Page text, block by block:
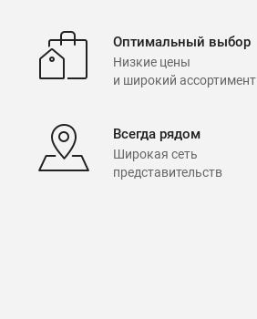
Оптимальный выбор
Низкие цены
и широкий ассортимент
Всегда рядом
Широкая сеть
представительств